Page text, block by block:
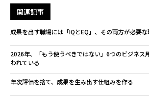
関連記事
成果を出す職場には「IQとEQ」、その両方が必要
2026年、「もう使うべきではない」6つのビジネ
われている
年次評価を捨て、成果を生み出す仕組みを作る